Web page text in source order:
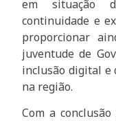
em situação
continuidade e
proporcionar
juventude de
inclusão digital e
na região.
Com a